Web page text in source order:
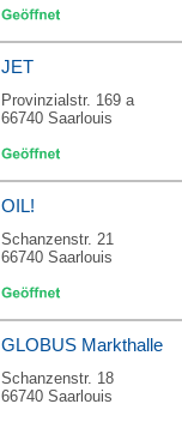
JET
Provinzialstr. 169 a
66740 Saarlouis
OIL!
Schanzenstr. 21
66740 Saarlouis
GLOBUS Markthalle
Schanzenstr. 18
66740 Saarlouis